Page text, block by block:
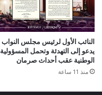
النائب الأول لرئيس مجلس النواب
يدعو إلى التهدئة وتحمل المسؤولية
الوطنية عقب أحداث صرمان
منذ 11 ساعة